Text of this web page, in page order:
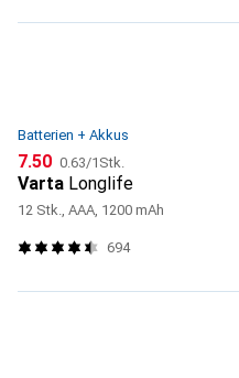
Batterien + Akkus
CHF
7.50 CHF
0.63/1Stk.
Varta Longlife
12 Stk., AAA, 1200 mAh
694